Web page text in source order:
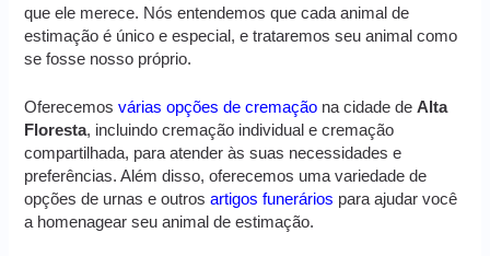
que ele merece. Nós entendemos que cada animal de
estimação é único e especial, e trataremos seu animal como
se fosse nosso próprio.
Oferecemosvárias opções de cremação na cidade deAlta
Floresta, incluindo cremação individual e cremação
compartilhada, para atender às suas necessidades e
preferências. Além disso, oferecemos uma variedade de
opções de urnas e outrosartigos funerários para ajudar você
a homenagear seu animal de estimação.